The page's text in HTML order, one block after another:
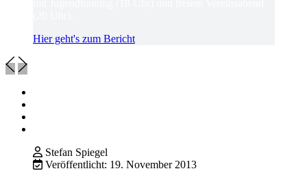
Hier geht's zum Bericht
Stefan Spiegel
Veröffentlicht: 19. November 2013